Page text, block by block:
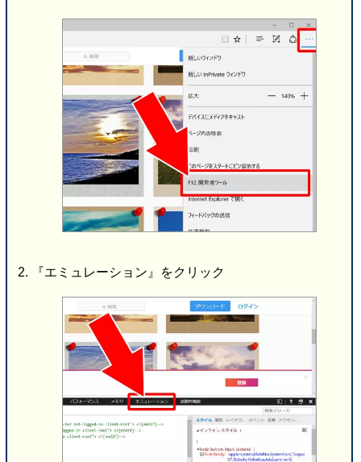
『エミュレーション』をクリック